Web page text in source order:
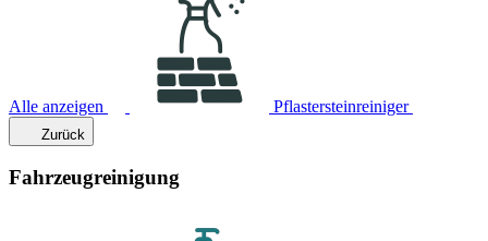
Alle anzeigen Pflastersteinreiniger
Zurück
Fahrzeugreinigung